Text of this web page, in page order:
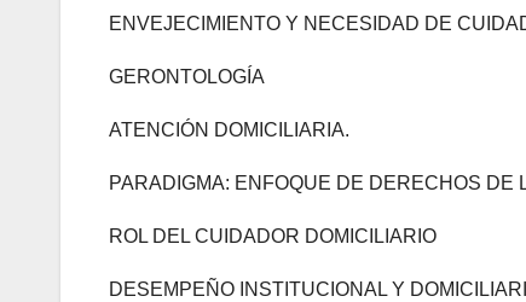
ENVEJECIMIENTO Y NECESIDAD DE
GERONTOLOGÍA
ATENCIÓN DOMICILIARIA.
PARADIGMA: ENFOQUE DE DERECHOS DE
ROL DEL CUIDADOR DOMICILIARIO
DESEMPEÑO INSTITUCIONAL Y